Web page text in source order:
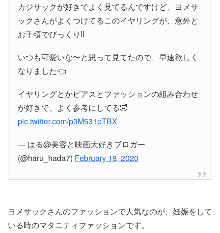
カジサックが好きでよく見てるんですけど、ヨメサ
ックさんがよくつけてるこのイヤリングが、意外と
お手頃でびっくり‼️
いつも可愛いな〜と思って見てたので、早速欲しく
なりました👈
イヤリングとかピアスとファッションの組み合わせ
が好きで、よく参考にしてる🤣
pic.twitter.com/p3M531pTBX
— はる@美容と映画大好きブロガー
(@haru_hada7) February 18, 2020
ヨメサックさんのファッションで人気なのが、妊娠をして
いる時のマタニティファッションです。